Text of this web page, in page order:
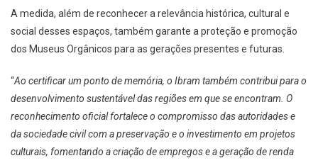
A medida, além de reconhecer a relevância histórica, cultural e
social desses espaços, também garante a proteção e promoção
dos Museus Orgânicos para as gerações presentes e futuras.
“Ao certificar um ponto de memória, o Ibram também contribui para o
desenvolvimento sustentável das regiões em que se encontram. O
reconhecimento oficial fortalece o compromisso das autoridades e
da sociedade civil com a preservação e o investimento em projetos
culturais, fomentando a criação de empregos e a geração de renda